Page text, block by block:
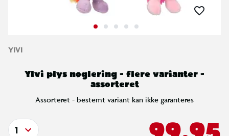
YIVI
Ylvi plys nøglering - flere varianter -
assorteret
Assorteret - bestemt variant kan ikke garanteres
1